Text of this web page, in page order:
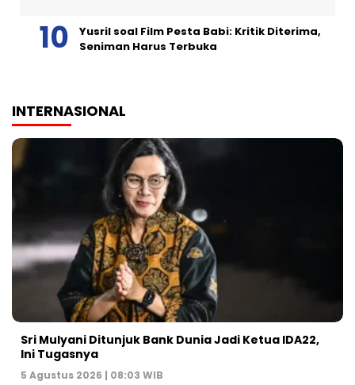
Yusril soal Film Pesta Babi: Kritik Diterima,
Seniman Harus Terbuka
INTERNASIONAL
Sri Mulyani Ditunjuk Bank Dunia Jadi Ketua IDA22,
Ini Tugasnya
5 Agustus 2026 | 08:03 WIB